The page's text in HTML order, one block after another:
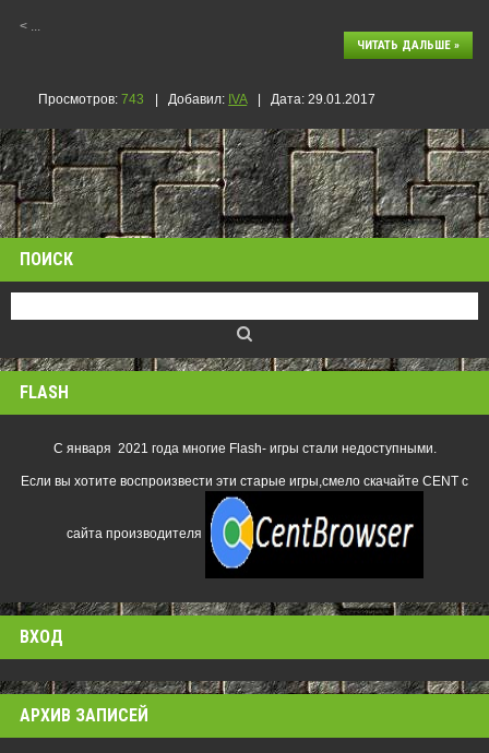
< ...
ЧИТАТЬ ДАЛЬШЕ »
Просмотров: 743 Добавил: IVA Дата: 29.01.2017
ПОИСК
FLASH
С января 2021 года многие Flash- игры стали недоступными.
Если вы хотите воспроизвести эти старые игры,смело скачайте CENT с
сайта производителя
ВХОД
АРХИВ ЗАПИСЕЙ